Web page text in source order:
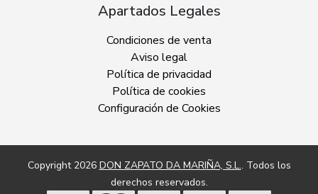
Apartados Legales
Condiciones de venta
Aviso legal
Política de privacidad
Política de cookies
Configuración de Cookies
Copyright 2026 DON ZAPATO DA MARIÑA, S.L.. Todos los
derechos reservados.